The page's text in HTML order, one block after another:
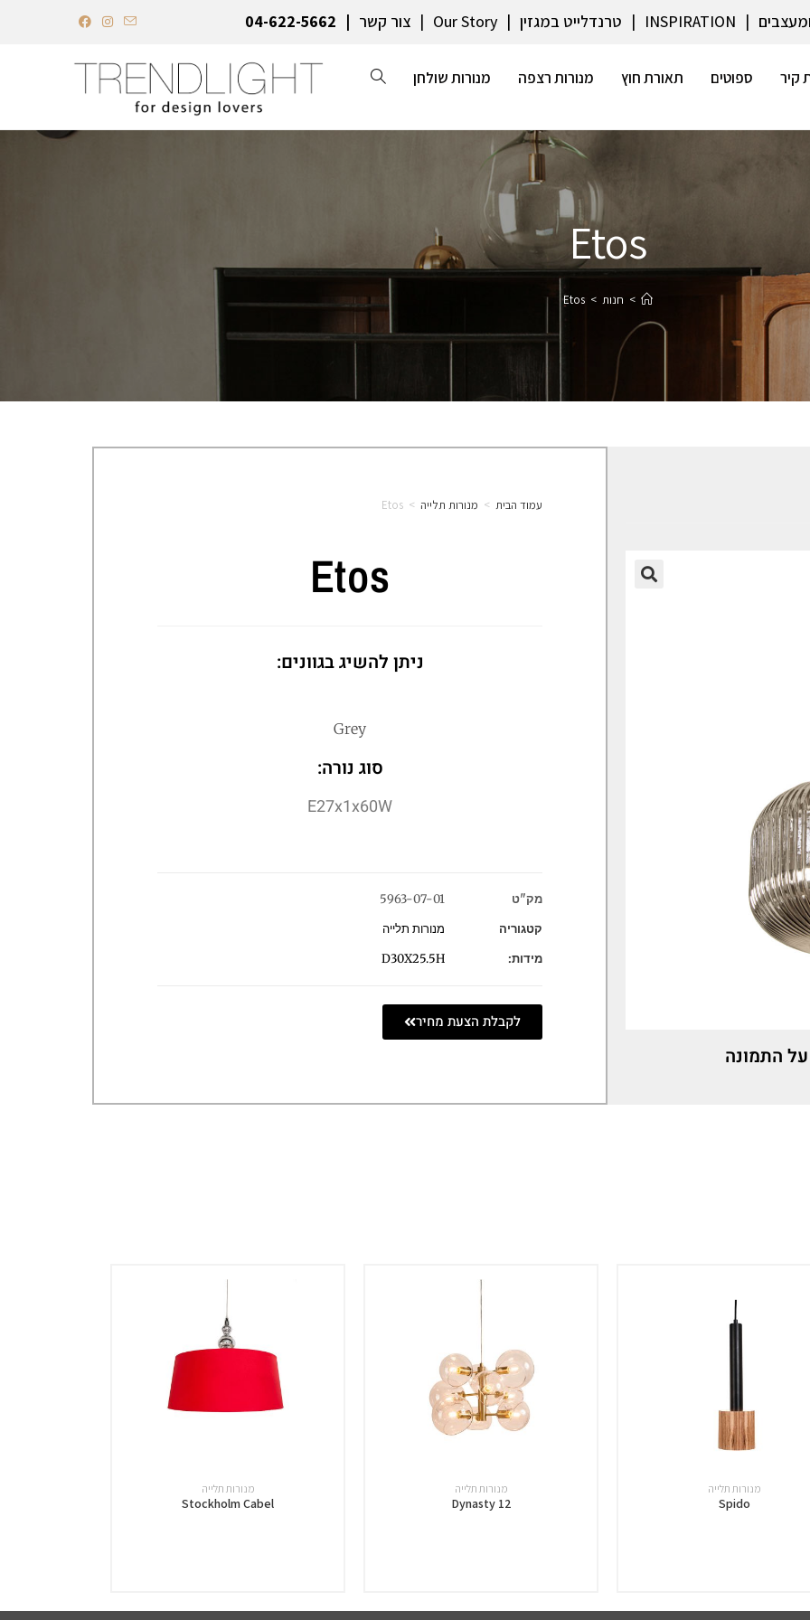
INSPIRATION טרנדלייט במגזין Our Story צור קשר 04-622-5662‏
קיר ספוטים תאורת חוץ מנורות רצפה מנורות שולחן
Etos
> חנות >
Etos
התמונה
עמוד הבית > מנורות תלייה >
Etos
Etos
ניתן להשיג בגוונים:
Grey
סוג נורה:
E27x1x60W
מק"ט
5963-07-01
קטגוריה
מנורות תלייה
מידות:
D30X25.5H
לקבלת הצעת מחיר
מנורות תלייה
Spido
מנורות תלייה
Dynasty 12
מנורות תלייה
Stockholm Cabel